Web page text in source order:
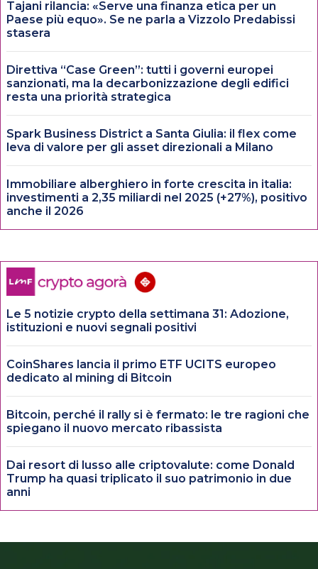
Tajani rilancia: «Serve una finanza etica per un
Paese più equo». Se ne parla a Vizzolo Predabissi
stasera
Direttiva “Case Green”: tutti i governi europei
sanzionati, ma la decarbonizzazione degli edifici
resta una priorità strategica
Spark Business District a Santa Giulia: il flex come
leva di valore per gli asset direzionali a Milano
Immobiliare alberghiero in forte crescita in italia:
investimenti a 2,35 miliardi nel 2025 (+27%), positivo
anche il 2026
Le 5 notizie crypto della settimana 31: Adozione,
istituzioni e nuovi segnali positivi
CoinShares lancia il primo ETF UCITS europeo
dedicato al mining di Bitcoin
Bitcoin, perché il rally si è fermato: le tre ragioni che
spiegano il nuovo mercato ribassista
Dai resort di lusso alle criptovalute: come Donald
Trump ha quasi triplicato il suo patrimonio in due
anni